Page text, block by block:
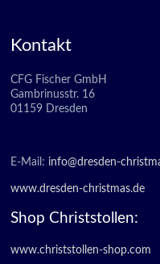
Kontakt
CFG Fischer GmbH
Gambrinusstr. 16
01159 Dresden
E-Mail: info@dresden-
www.dresden-christmas.de
Shop Christstollen:
www.christstollen-shop.com